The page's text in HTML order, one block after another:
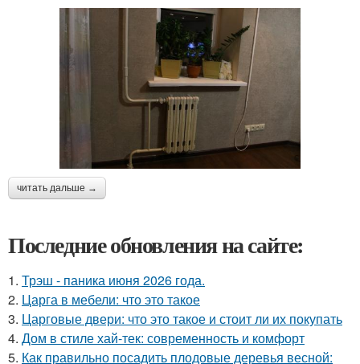
читать дальше →
Последние обновления на сайте:
1. Трэш - паника июня 2026 года.
2. Царга в мебели: что это такое
3. Царговые двери: что это такое и стоит ли их покупать
4. Дом в стиле хай-тек: современность и комфорт
5. Как правильно посадить плодовые деревья весной: